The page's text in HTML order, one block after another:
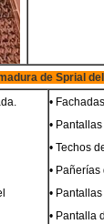
de Sprial
•
•
• Techos
•
•
• Pantalla